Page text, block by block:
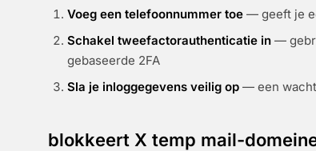
Voeg een telefoonnummer toe — geeft je
Schakel tweefactorauthenticatie in —
gebaseerde 2FA
Sla je inloggegevens veilig op — een
blokkeert X temp mail-